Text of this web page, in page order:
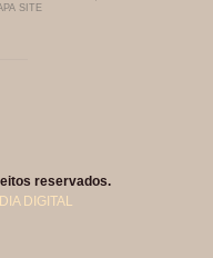
SITE
reservados.
DIGITAL